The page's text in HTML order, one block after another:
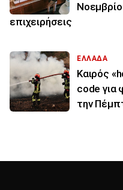
επιχειρήσεις
ΕΛΛΑΔΑ
Καιρός
code για
την